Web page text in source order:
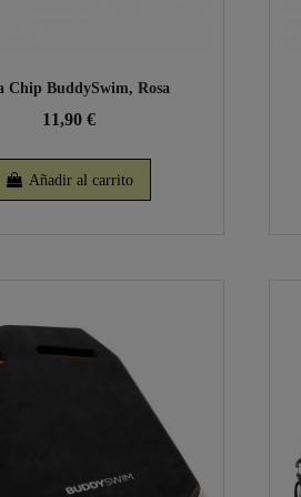
Chip BuddySwim, Rosa
11,90 €
Añadir al carrito